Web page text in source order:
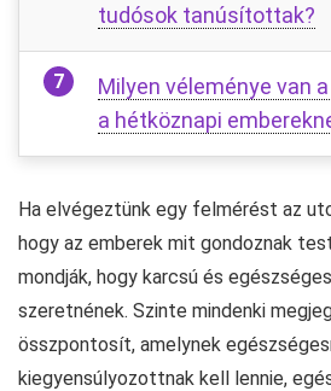
tudósok tanúsítottak?
Milyen véleménye van
a hétköznapi
Ha elvégeztünk egy felmérést az
hogy az emberek mit gondoznak
mondják, hogy karcsú és
szeretnének. Szinte mindenki
összpontosít, amelynek
kiegyensúlyozottnak kell lennie,